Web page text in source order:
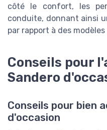
côté le confort, les
conduite, donnant ainsi
par rapport à des
Conseils pour
Sandero
Conseils pour bien
d'occasion